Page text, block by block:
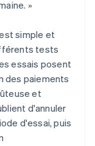
»
simple et
tests
essais posent
des paiements
et
d'annuler
d'essai, puis